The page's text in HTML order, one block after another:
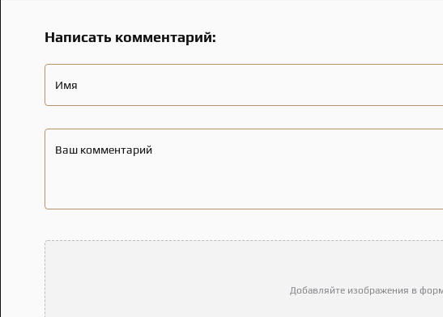
Написать комментарий:
Имя
Ваш комментарий
Добавляйте изображения в